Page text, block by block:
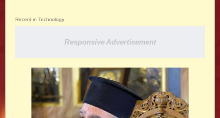
Recent in Technology
Responsive Advertisement